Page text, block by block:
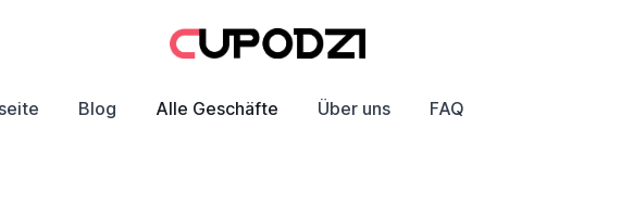
Blog Alle Geschäfte Über uns FAQ